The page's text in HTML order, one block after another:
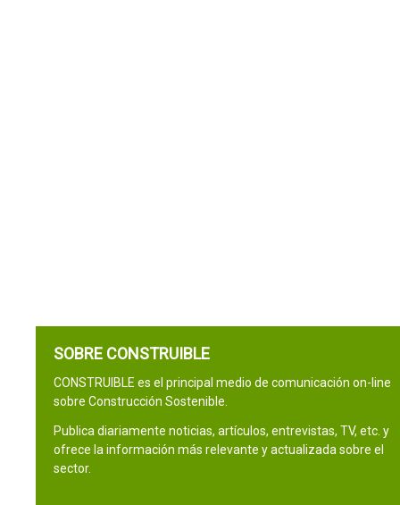
SOBRE CONSTRUIBLE
CONSTRUIBLE es el principal medio de comunicación on-line
sobre Construcción Sostenible.
Publica diariamente noticias, artículos, entrevistas, TV, etc. y
ofrece la información más relevante y actualizada sobre el
sector.